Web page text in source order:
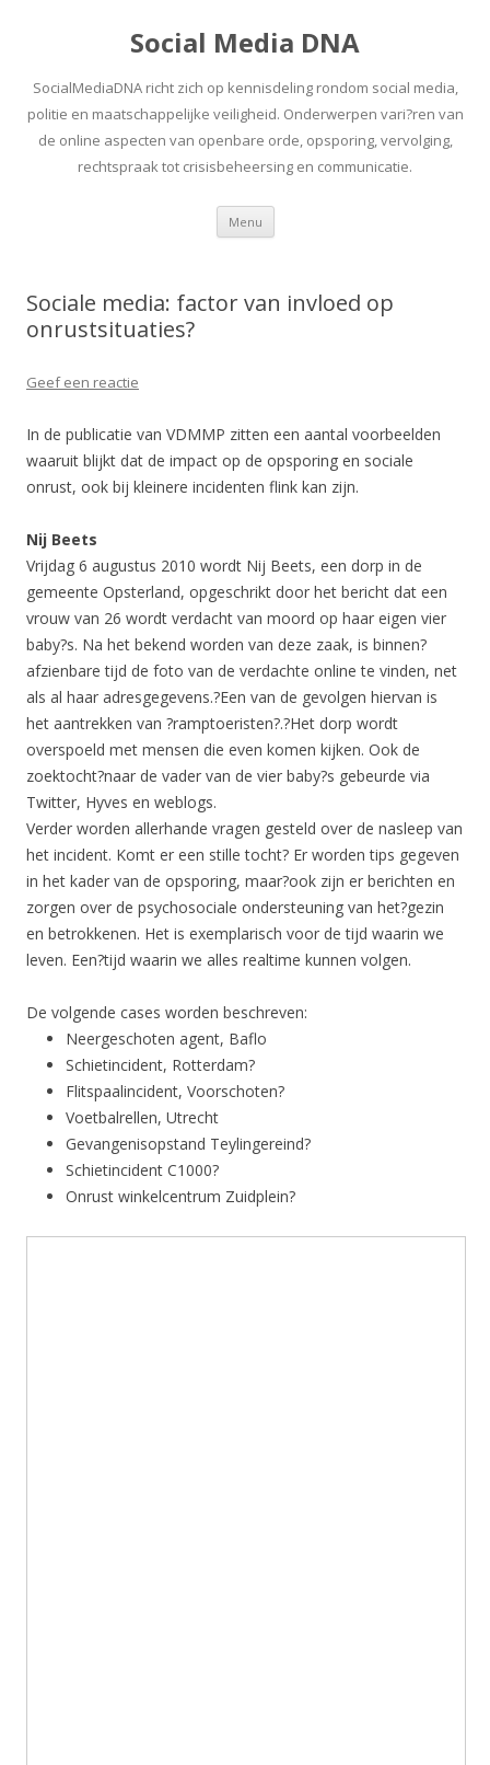
Social Media DNA
SocialMediaDNA richt zich op kennisdeling rondom social media,
politie en maatschappelijke veiligheid. Onderwerpen vari?ren van
de online aspecten van openbare orde, opsporing, vervolging,
rechtspraak tot crisisbeheersing en communicatie.
Menu Spring
inhoud
Sociale media: factor van invloed op
onrustsituaties?
Geef een reactie
In de publicatie van VDMMP zitten een aantal voorbeelden
waaruit blijkt dat de impact op de opsporing en sociale
onrust, ook bij kleinere incidenten flink kan zijn.
Nij Beets
Vrijdag 6 augustus 2010 wordt Nij Beets, een dorp in de
gemeente Opsterland, opgeschrikt door het bericht dat een
vrouw van 26 wordt verdacht van moord op haar eigen vier
baby?s. Na het bekend worden van deze zaak, is binnen?
afzienbare tijd de foto van de verdachte online te vinden, net
als al haar adresgegevens.?Een van de gevolgen hiervan is
het aantrekken van ?ramptoeristen?.?Het dorp wordt
overspoeld met mensen die even komen kijken. Ook de
zoektocht?naar de vader van de vier baby?s gebeurde via
Twitter, Hyves en weblogs.
Verder worden allerhande vragen gesteld over de nasleep van
het incident. Komt er een stille tocht? Er worden tips gegeven
in het kader van de opsporing, maar?ook zijn er berichten en
zorgen over de psychosociale ondersteuning van het?gezin
en betrokkenen. Het is exemplarisch voor de tijd waarin we
leven. Een?tijd waarin we alles realtime kunnen volgen.
De volgende cases worden beschreven:
Neergeschoten agent, Baflo
Schietincident, Rotterdam?
Flitspaalincident, Voorschoten?
Voetbalrellen, Utrecht
Gevangenisopstand Teylingereind?
Schietincident C1000?
Onrust winkelcentrum Zuidplein?